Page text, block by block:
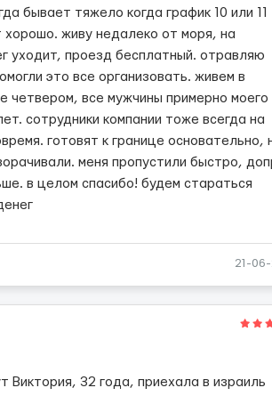
бывает тяжело когда график 10 или 11
хорошо. живу недалеко от моря, на
уходит, проезд бесплатный. отравляю
это все организовать. живем в
четвером, все мужчины примерно моего
сотрудники компании тоже всегда на
готовят к границе основательно,
меня пропустили быстро,
в целом спасибо! будем стараться
21-
Виктория, 32 года, приехала в израиль